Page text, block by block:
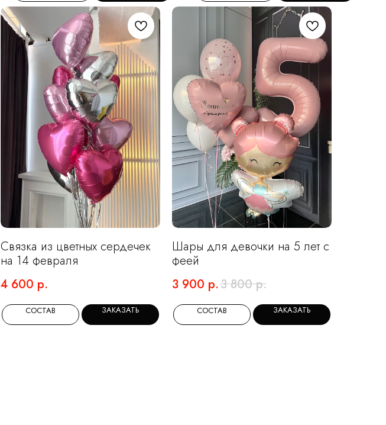
Связка из цветных сердечек
на 14 февраля
4 600 р.
СОСТАВ ЗАКАЗАТЬ
Шары для девочки на 5 лет с
феей
3 900 р.3 800 р.
СОСТАВ ЗАКАЗАТЬ